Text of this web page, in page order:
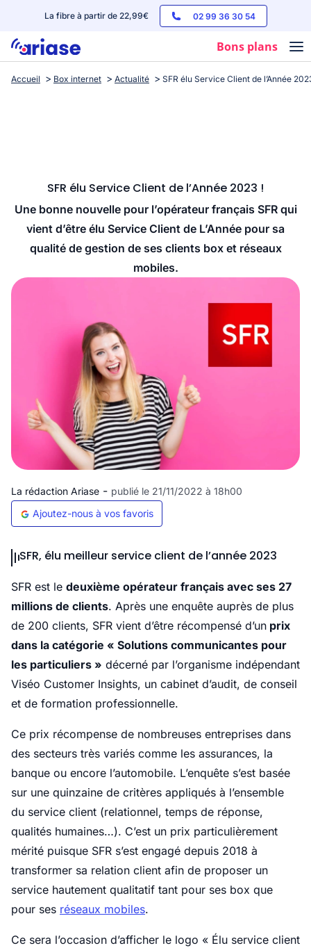
La fibre à partir de 22,99€ 02 99 36 30 54
Bons plans
Box internet
Streaming
Accueil Box internet Actualité SFR élu Service Client de l’Année
SFR élu Service Client de l’Année 2023 !
Une bonne nouvelle pour l’opérateur français SFR qui
vient d’être élu Service Client de L’Année pour sa
qualité de gestion de ses clients box et réseaux
mobiles.
La rédaction Ariase - publié le 21/11/2022 à 18h00
Ajoutez-nous à vos favoris
SFR, élu meilleur service client de l’année 2023
SFR est le deuxième opérateur français avec ses 27
millions de clients. Après une enquête auprès de plus
de 200 clients, SFR vient d’être récompensé d’un prix
dans la catégorie « Solutions communicantes pour
les particuliers » décerné par l’organisme indépendant
Viséo Customer Insights, un cabinet d’audit, de conseil
et de formation professionnelle.
Ce prix récompense de nombreuses entreprises dans
des secteurs très variés comme les assurances, la
banque ou encore l’automobile. L’enquête s’est basée
sur une quinzaine de critères appliqués à l’ensemble
du service client (relationnel, temps de réponse,
qualités humaines…). C’est un prix particulièrement
mérité puisque SFR s’est engagé depuis 2018 à
transformer sa relation client afin de proposer un
service hautement qualitatif tant pour ses box que
pour ses réseaux mobiles.
Ce sera l’occasion d’afficher le logo « Élu service client